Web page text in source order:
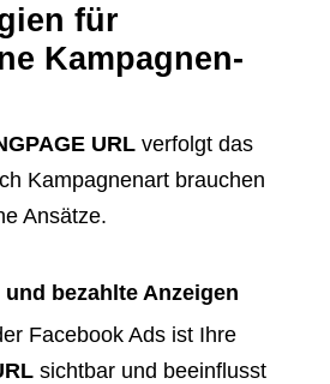
für
Kampagnen-
URLverfolgt das
Kampagnenart brauchen
Ansätze.
bezahlte Anzeigen
Facebook Ads ist Ihre
sichtbar und beeinflusst